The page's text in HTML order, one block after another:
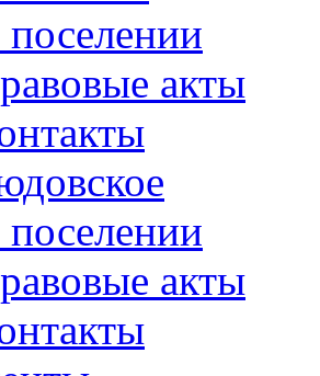
акты
акты